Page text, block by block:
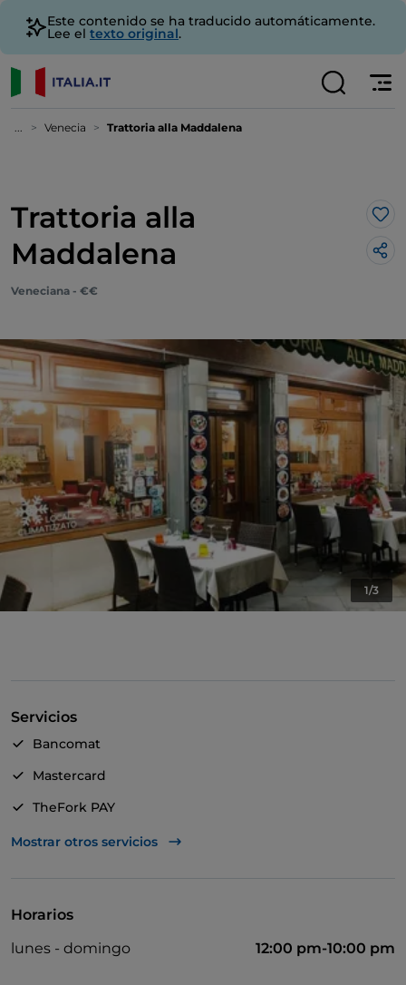
Este contenido se ha traducido automáticamente.
Lee el texto original.
... Venecia Trattoria alla Maddalena
Trattoria alla
Maddalena
Me
Veneciana - €€
1/3
Servicios
Bancomat
Mastercard
TheFork PAY
UnionPay via TheFork PAY
Mostrar otros servicios
Horarios
lunes - domingo
12:00 pm-10:00 pm